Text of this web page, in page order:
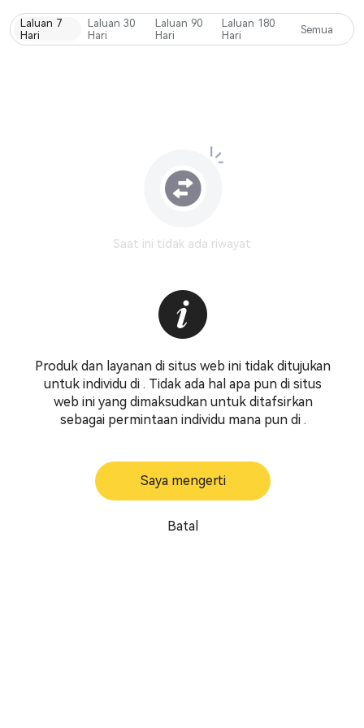
Laluan 7
Hari
Laluan 30
Hari
Laluan 90
Hari
Laluan 180
Hari
Semua
Saat ini tidak ada riwayat
Produk dan layanan di situs web ini tidak ditujukan
untuk individu di . Tidak ada hal apa pun di situs
web ini yang dimaksudkan untuk ditafsirkan
sebagai permintaan individu mana pun di .
Saya mengerti
Batal